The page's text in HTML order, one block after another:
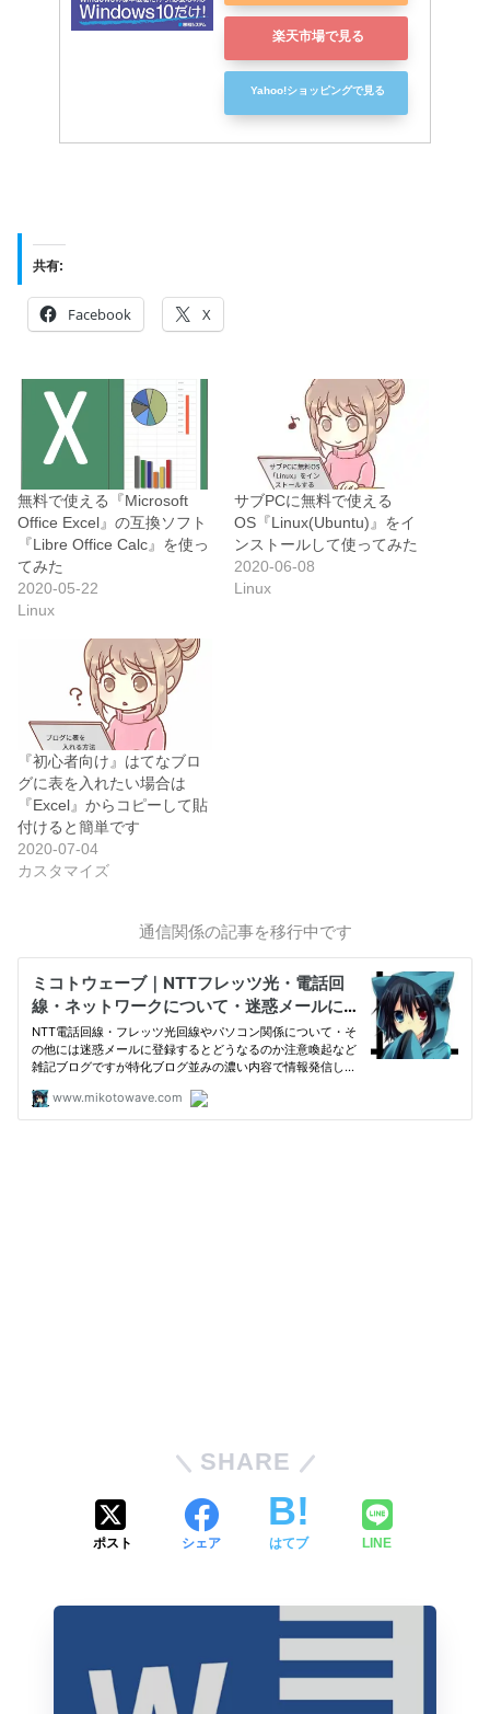
楽天市場で見る
Yahoo!ショッピングで見る
共有:
Facebook X
無料で使える『Microsoft
Office Excel』の互換ソフト
『Libre Office Calc』を使っ
てみた
2020-05-22
Linux
サブPCに無料で使える
OS『Linux(Ubuntu)』をイ
ンストールして使ってみた
2020-06-08
Linux
『初心者向け』はてなブロ
グに表を入れたい場合は
『Excel』からコピーして貼
付けると簡単です
2020-07-04
カスタマイズ
通信関係の記事を移行中です
SHARE
ポスト シェア はてブ LINE